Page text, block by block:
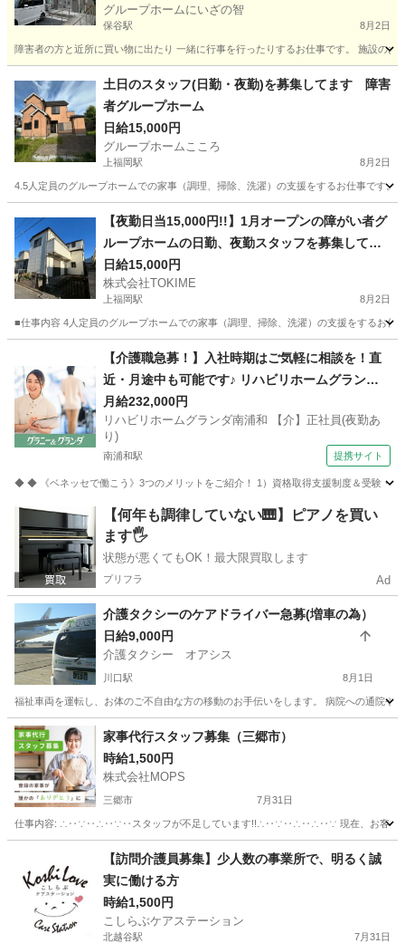
グループホームにいざの智
保谷駅 8月2日
障害者の方と近所に買い物に出たり 一緒に行事を行ったりするお仕事です。 施設の
保谷駅 世話人
土日のスタッフ(日勤・夜勤)を募集してます 障害
者グループホーム
日給15,000円
グループホームこころ
上福岡駅 8月2日
4.5人定員のグループホームでの家事（調理、掃除、洗濯）の支援をするお仕事です
ふじみ野市 上福岡駅 福祉
【夜勤日当15,000円!!】1月オープンの障がい者グ
ループホームの日勤、夜勤スタッフを募集してい
ます
日給15,000円
株式会社TOKIME
上福岡駅 8月2日
■仕事内容 4人定員のグループホームでの家事（調理、掃除、洗濯）の支援をするお
ふじみ野市 上福岡駅 福祉
【介護職急募！】入社時期はご気軽に相談を！直
近・月途中も可能です♪ リハビリホームグランダ
南浦和 【介】正社員(夜勤あり) 老人介護施設スタ
ッフ
月給232,000円
リハビリホームグランダ南浦和 【介】正社員(夜勤あ
り)
南浦和駅 提携サイト
◆ ◆ 《ベネッセで働こう》3つのメリットをご紹介！ 1）資格取得支援制度＆受験・
埼玉 川口市 南浦和駅 介護
【何年も調律していない🎹】ピアノを買い
ます🖐️
状態が悪くてもOK！最大限買取します
プリフラ Ad
介護タクシーのケアドライバー急募(増車の為）
日給9,000円
介護タクシー オアシス
川口駅 8月1日
福祉車両を運転し、お体のご不自由な方の移動のお手伝いをします。 病院への通院
埼玉 川口市 川口駅 その他 介護タクシー
家事代行スタッフ募集（三郷市）
時給1,500円
株式会社MOPS
三郷市 7月31日
仕事内容: ∴‥∵‥∴‥∵‥スタッフが不足しています!!∴‥∵‥∴‥∴‥∵ 現在、お客様から多
ホームヘルパー スタッフ
【訪問介護員募集】少人数の事業所で、明るく誠
実に働ける方
時給1,500円
こしらぶケアステーション
北越谷駅 7月31日